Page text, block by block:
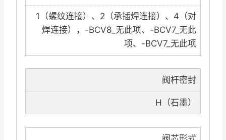
1（螺纹连接）、2（承插焊连接）、4（对
焊连接），-BCV8_无此项、-BCV7_无此
项、-BCV7_无此项
阀杆密封
H（石墨）